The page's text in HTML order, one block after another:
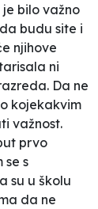
bilo važno
budu site i
njihove
ni
Da ne
kojekakvim
važnost.
prvo
se s
su u školu
da ne